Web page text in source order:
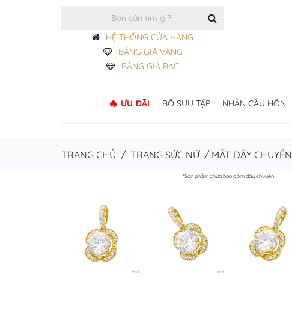
HỆ THỐNG CỬA HÀNG
BẢNG GIÁ VÀNG
BẢNG GIÁ BẠC
ƯU ĐÃI BỘ SƯU TẬP NHẪN CẦU HÔN
TRANG CHỦ / TRANG SỨC NỮ/ MẶT DÂY CHUYỀN
*Sản phẩm chưa bao gồm dây chuyền